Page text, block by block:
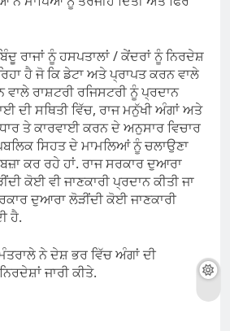
ਰਾਜਾਂ ਨੂੰ ਹਸਪਤਾਲਾਂ / ਕੇਂਦਰਾਂ ਨੂੰ ਨਿਰਦੇਸ਼
ਹੈ ਜੋ ਕਿ ਡੇਟਾ ਅਤੇ ਪ੍ਰਾਪਤ ਕਰਨ ਵਾਲੇ
ਰਾਸ਼ਟਰੀ ਰਜਿਸਟਰੀ ਨੂੰ ਪ੍ਰਦਾਨ
ਦੀ ਸਥਿਤੀ ਵਿੱਚ, ਰਾਜ ਮਨੁੱਖੀ ਅੰਗਾਂ ਅਤੇ
ਤੇ ਕਾਰਵਾਈ ਕਰਨ ਦੇ ਅਨੁਸਾਰ ਵਿਚਾਰ
ਸਿਹਤ ਦੇ ਮਾਮਲਿਆਂ ਨੂੰ ਚਲਾਉਣਾ
ਕਰ ਰਹੇ ਹਾਂ. ਰਾਜ ਸਰਕਾਰ ਦੁਆਰਾ
ਕੋਈ ਵੀ ਜਾਣਕਾਰੀ ਪ੍ਰਦਾਨ ਕੀਤੀ ਜਾ
ਦੁਆਰਾ ਲੋੜੀਂਦੀ ਕੋਈ ਜਾਣਕਾਰੀ
ਹੈ.
ਨੇ ਦੇਸ਼ ਭਰ ਵਿੱਚ ਅੰਗਾਂ ਦੀ
ਜਾਰੀ ਕੀਤੇ.